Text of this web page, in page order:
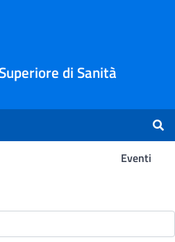
di Sanità
Eventi
Ricerca -